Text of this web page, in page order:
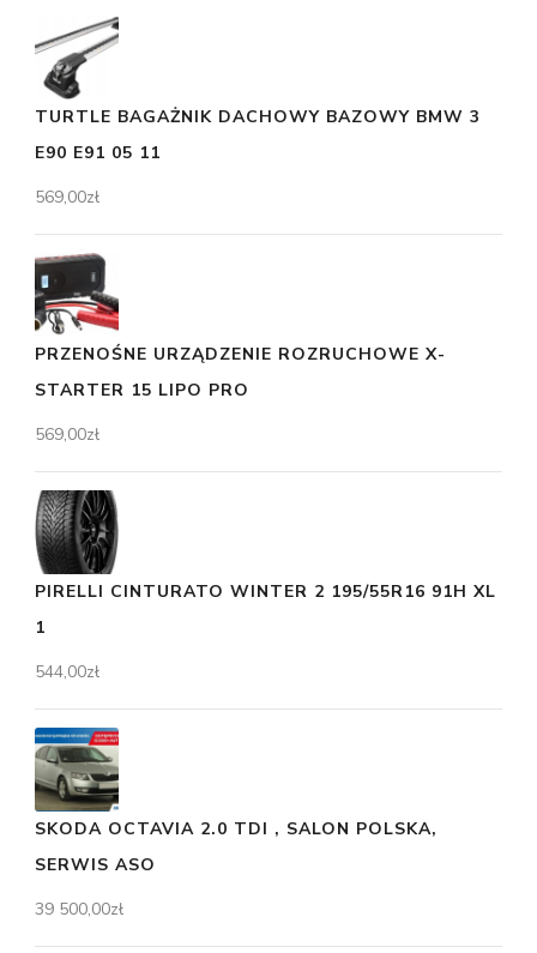
TURTLE BAGAŻNIK DACHOWY BAZOWY BMW 3
E90 E91 05 11
569,00zł
PRZENOŚNE URZĄDZENIE ROZRUCHOWE X-
STARTER 15 LIPO PRO
569,00zł
PIRELLI CINTURATO WINTER 2 195/55R16 91H XL
1
544,00zł
SKODA OCTAVIA 2.0 TDI , SALON POLSKA,
SERWIS ASO
39 500,00zł